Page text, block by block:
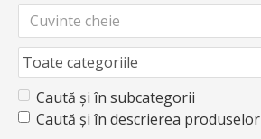
Caută și în subcategorii
Caută și în descrierea produselor